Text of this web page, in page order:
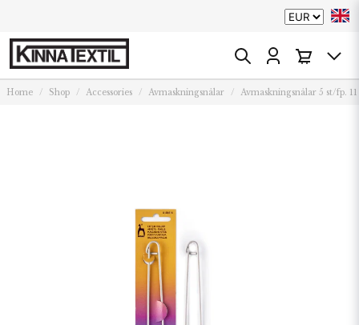
Home Shop Accessories Avmaskningsnålar Avmaskningsnålar 5 st/fp.